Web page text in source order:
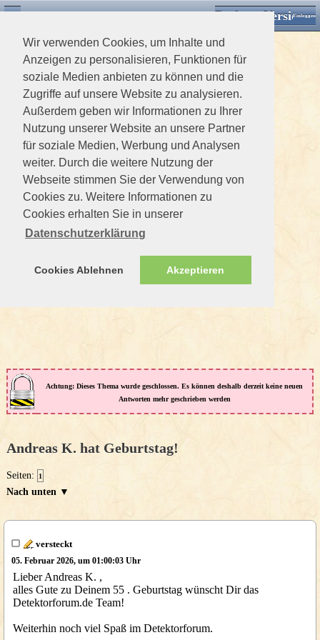
Wir verwenden Cookies, um Inhalte und
Anzeigen zu personalisieren, Funktionen für
soziale Medien anbieten zu können und die
Zugriffe auf unsere Website zu analysieren.
Außerdem geben wir Informationen zu Ihrer
Nutzung unserer Website an unsere Partner
für soziale Medien, Werbung und Analysen
weiter. Durch die weitere Nutzung der
Webseite stimmen Sie der Verwendung von
Cookies zu. Weitere Informationen zu
Cookies erhalten Sie in unserer
Datenschutzerklärung
Cookies Ablehnen Akzeptieren
Desktop VersionEinloggen
Achtung: Dieses Thema wurde geschlossen. Es können deshalb derzeit keine neuen
Antworten mehr geschrieben werden
Andreas K. hat Geburtstag!
Seiten: 1
Nach unten ▼
versteckt
05. Februar 2026, um 01:00:03 Uhr
Lieber Andreas K. ,
alles Gute zu Deinem 55 . Geburtstag wünscht Dir das
Detektorforum.de Team!
Weiterhin noch viel Spaß im Detektorforum.